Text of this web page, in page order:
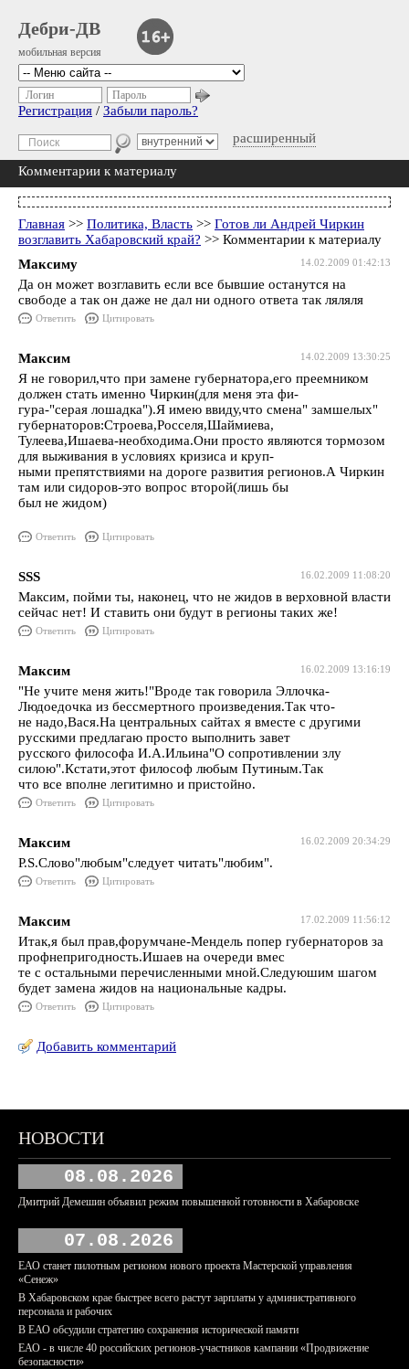
Дебри-ДВ
мобильная версия
расширенный
Логин Пароль
Регистрация / Забыли пароль?
Комментарии к материалу
Главная >> Политика, Власть >> Готов ли Андрей Чиркин
возглавить Хабаровский край? >> Комментарии к материалу
14.02.2009 01:42:13
Максиму
Да он может возглавить если все бывшие останутся на
свободе а так он даже не дал ни одного ответа так ляляля
Ответить Цитировать
14.02.2009 13:30:25
Максим
Я не говорил,что при замене губернатора,его преемником
должен стать именно Чиркин(для меня эта фи-
гура-"серая лошадка").Я имею ввиду,что смена" замшелых"
губернаторов:Строева,Росселя,Шаймиева,
Тулеева,Ишаева-необходима.Они просто являются тормозом
для выживания в условиях кризиса и круп-
ными препятствиями на дороге развития регионов.А Чиркин
там или сидоров-это вопрос второй(лишь бы
был не жидом)
Ответить Цитировать
16.02.2009 11:08:20
SSS
Максим, пойми ты, наконец, что не жидов в верховной власти
сейчас нет! И ставить они будут в регионы таких же!
Ответить Цитировать
16.02.2009 13:16:19
Максим
"Не учите меня жить!"Вроде так говорила Эллочка-
Людоедочка из бессмертного произведения.Так что-
не надо,Вася.На центральных сайтах я вместе с другими
русскими предлагаю просто выполнить завет
русского философа И.А.Ильина"О сопротивлении злу
силою".Кстати,этот философ любым Путиным.Так
что все вполне легитимно и пристойно.
Ответить Цитировать
16.02.2009 20:34:29
Максим
P.S.Слово"любым"следует читать"любим".
Ответить Цитировать
17.02.2009 11:56:12
Максим
Итак,я был прав,форумчане-Мендель попер губернаторов за
профнепригодность.Ишаев на очереди вмес
те с остальными перечисленными мной.Следуюшим шагом
будет замена жидов на национальные кадры.
Ответить Цитировать
Добавить комментарий
НОВОСТИ
08.08.2026
Дмитрий Демешин объявил режим повышенной готовности в Хабаровске
07.08.2026
ЕАО станет пилотным регионом нового проекта Мастерской управления
«Сенеж»
В Хабаровском крае быстрее всего растут зарплаты у административного
персонала и рабочих
В ЕАО обсудили стратегию сохранения исторической памяти
ЕАО - в числе 40 российских регионов-участников кампании «Продвижение
безопасности»